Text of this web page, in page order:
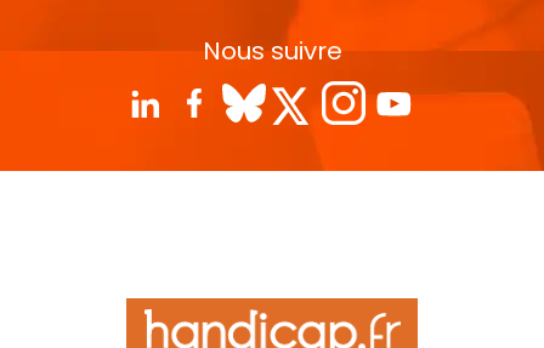
Nous suivre